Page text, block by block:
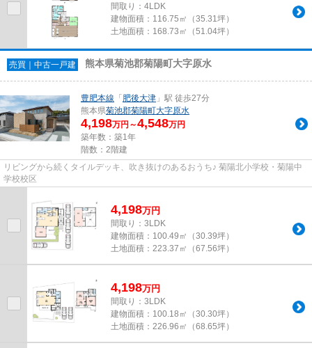
間取り：4LDK
建物面積： 116.75㎡（35.31坪）
土地面積： 168.73㎡（51.04坪）
売買｜中古一戸建 熊本県菊池郡菊陽町大字原水
豊肥本線 「 肥後大津 」駅 徒歩27分
熊本県菊池郡菊陽町大字原水
4,198万円～4,548万円
築年数：築1年
階数：2階建
リビングから続くタイルデッキ、吹き抜けのあるおうち♪ 菊陽北小学校・菊陽中
学校校区
4,198万円
間取り：3LDK
建物面積： 100.49㎡（30.39坪）
土地面積： 223.37㎡（67.56坪）
4,198万円
間取り：3LDK
建物面積： 100.18㎡（30.30坪）
土地面積： 226.96㎡（68.65坪）